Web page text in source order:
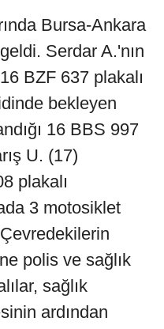
Bursa-Ankara
Serdar A.'nın
BZF 637 plakalı
bekleyen
16 BBS 997
U. (17)
plakalı
3 motosiklet
polis ve sağlık
sağlık
ardından